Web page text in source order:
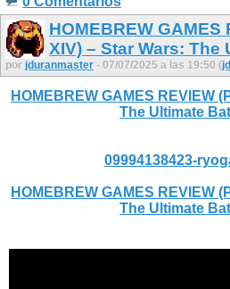
HOMEBREW GAMES
XIV) – Star Wars: The
por jduranmaster - 07/07/2025 a las 19:50 (
HOMEBREW GAMES REVIEW
The Ultimate
09994138423-
HOMEBREW GAMES REVIEW
The Ultimate